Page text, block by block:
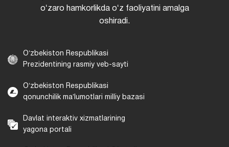
oʻzaro hamkorlikda oʻz faoliyatini amalga
oshiradi.
Oʻzbekiston Respublikasi
Prezidentining rasmiy veb-sayti
Oʻzbekiston Respublikasi
qonunchilik maʼlumotlari milliy bazasi
Davlat interaktiv xizmatlarining
yagona portali